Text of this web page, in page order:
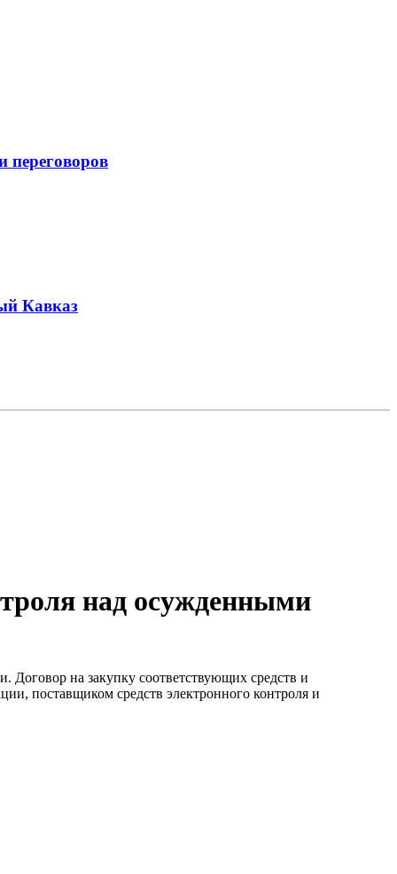
переговоров
Кавказ
над осужденными
на закупку соответствующих средств и
поставщиком средств электронного контроля и